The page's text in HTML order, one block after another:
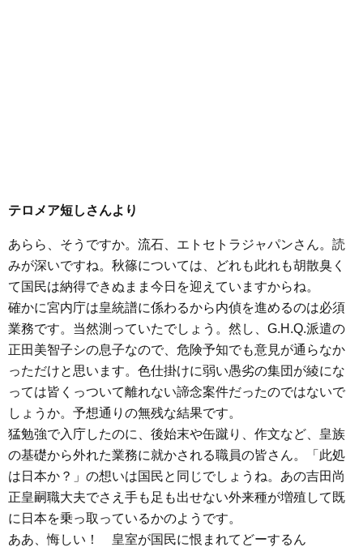
テロメア短しさんより
あらら、そうですか。流石、エトセトラジャパンさん。読
みが深いですね。秋篠については、どれも此れも胡散臭く
て国民は納得できぬまま今日を迎えていますからね。
確かに宮内庁は皇統譜に係わるから内偵を進めるのは必須
業務です。当然測っていたでしょう。然し、G.H.Q.派遣の
正田美智子シの息子なので、危険予知でも意見が通らなか
っただけと思います。色仕掛けに弱い愚劣の集団が綾にな
っては皆くっついて離れない諦念案件だったのではないで
しょうか。予想通りの無残な結果です。
猛勉強で入庁したのに、後始末や缶蹴り、作文など、皇族
の基礎から外れた業務に就かされる職員の皆さん。「此処
は日本か？」の想いは国民と同じでしょうね。あの吉田尚
正皇嗣職大夫でさえ手も足も出せない外来種が増殖して既
に日本を乗っ取っているかのようです。
ああ、悔しい！ 皇室が国民に恨まれてどーするん